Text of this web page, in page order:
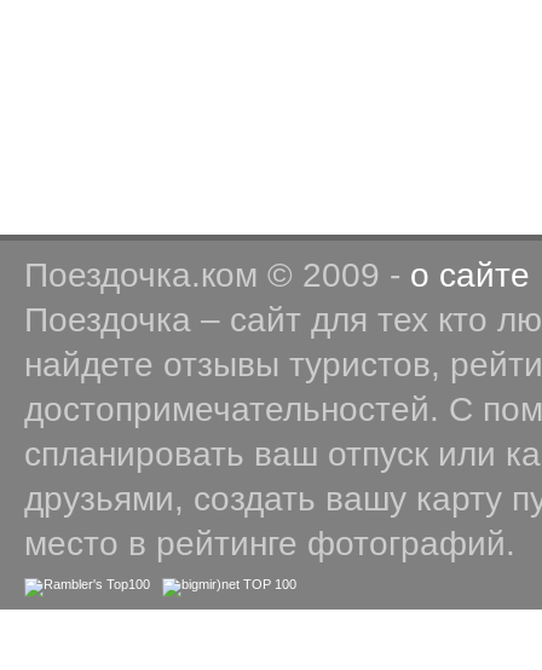
Поездочка.ком © 2009 - о сайте
Поездочка – сайт для тех кто
найдете отзывы туристов,
достопримечательностей. С
спланировать ваш отпуск или
друзьями, создать вашу карту
место в рейтинге фотографий.